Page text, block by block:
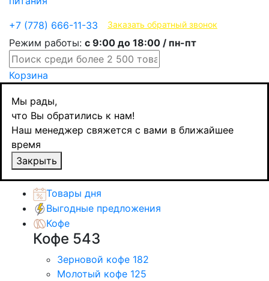
+7 (778) 666-11-33 Заказать обратный звонок
Режим работы: с 9:00 до 18:00 / пн-пт
Корзина
Мы рады,
что Вы обратились к нам!
Наш менеджер свяжется с вами в ближайшее
время
Закрыть
Бакалея
Масло
ITLV масло оливковое Clasico, 500 мл
Назадтоваров
Каталог товаров
Товары дня
Выгодные предложения
Кофе
Кофе 543
Зерновой кофе 182
Молотый кофе 125